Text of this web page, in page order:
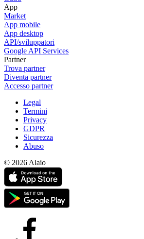
App
Market
App mobile
App desktop
API/sviluppatori
Google API Services
Partner
Trova partner
Diventa partner
Accesso partner
Legal
Termini
Privacy
GDPR
Sicurezza
Abuso
© 2026 Alaio